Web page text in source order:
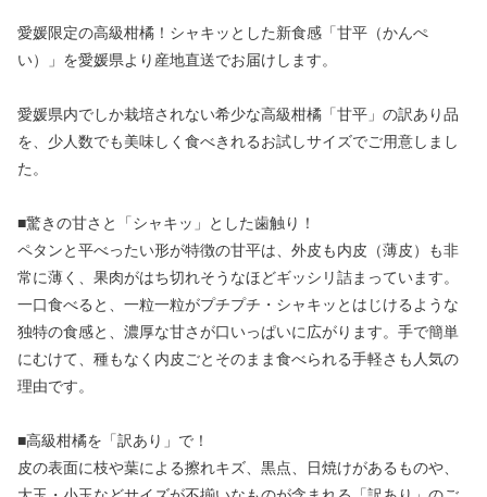
愛媛限定の高級柑橘！シャキッとした新食感「甘平（かんぺ
い）」を愛媛県より産地直送でお届けします。
愛媛県内でしか栽培されない希少な高級柑橘「甘平」の訳あり品
を、少人数でも美味しく食べきれるお試しサイズでご用意しまし
た。
■驚きの甘さと「シャキッ」とした歯触り！
ペタンと平べったい形が特徴の甘平は、外皮も内皮（薄皮）も非
常に薄く、果肉がはち切れそうなほどギッシリ詰まっています。
一口食べると、一粒一粒がプチプチ・シャキッとはじけるような
独特の食感と、濃厚な甘さが口いっぱいに広がります。手で簡単
にむけて、種もなく内皮ごとそのまま食べられる手軽さも人気の
理由です。
■高級柑橘を「訳あり」で！
皮の表面に枝や葉による擦れキズ、黒点、日焼けがあるものや、